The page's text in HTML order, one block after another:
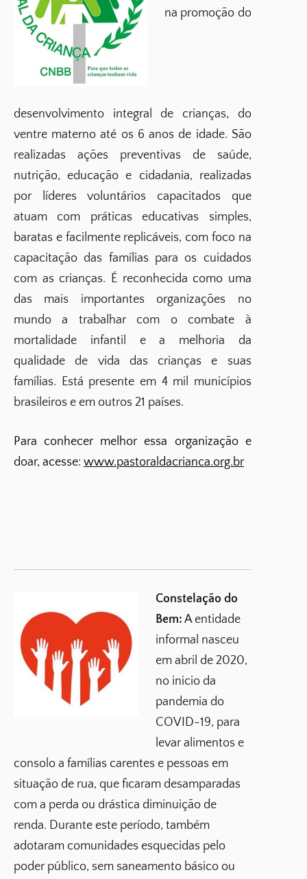
na promoção do
desenvolvimento integral de crianças, do
ventre materno até os 6 anos de idade. São
realizadas ações preventivas de saúde,
nutrição, educação e cidadania, realizadas
por líderes voluntários capacitados que
atuam com práticas educativas simples,
baratas e facilmente replicáveis, com foco na
capacitação das famílias para os cuidados
com as crianças. É reconhecida como uma
das mais importantes organizações no
mundo a trabalhar com o combate à
mortalidade infantil e a melhoria da
qualidade de vida das crianças e suas
famílias. Está presente em 4 mil municípios
brasileiros e em outros 21 países.
Para conhecer melhor essa organização e
doar, acesse: www.pastoraldacrianca.org.br
Constelação do
Bem: A entidade
informal nasceu
em abril de 2020,
no inicio da
pandemia do
COVID-19, para
levar alimentos e
consolo a famílias carentes e pessoas em
situação de rua, que ficaram desamparadas
com a perda ou drástica diminuição de
renda. Durante este período, também
adotaram comunidades esquecidas pelo
poder público, sem saneamento básico ou